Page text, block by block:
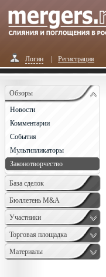
Логин Регистрация
Обзоры
Новости
Комментарии
События
Мультипликаторы
Законотворчество
База сделок
Бюллетень M&A
Monthly
Участники
Торговая площадка
Материалы